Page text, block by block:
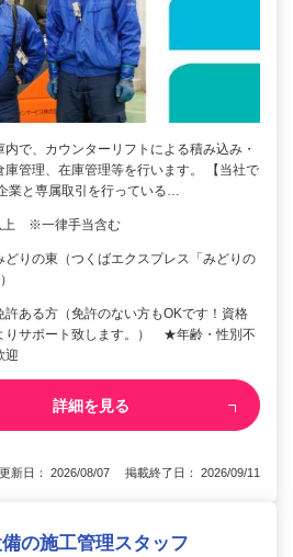
で、カウンターリフトによる積み込み・
庫管理、在庫管理等を行います。 【当社で
業と専属取引を行っている…
上 ※一律手当含む
どりの東（つくばエクスプレス「みどりの
許ある方（免許のない方もOKです！資格
りサポート致します。） ★年齢・性別不
迎
詳細を見る
更新日： 2026/08/07 掲載終了日： 2026/09/11
の施工管理スタッフ